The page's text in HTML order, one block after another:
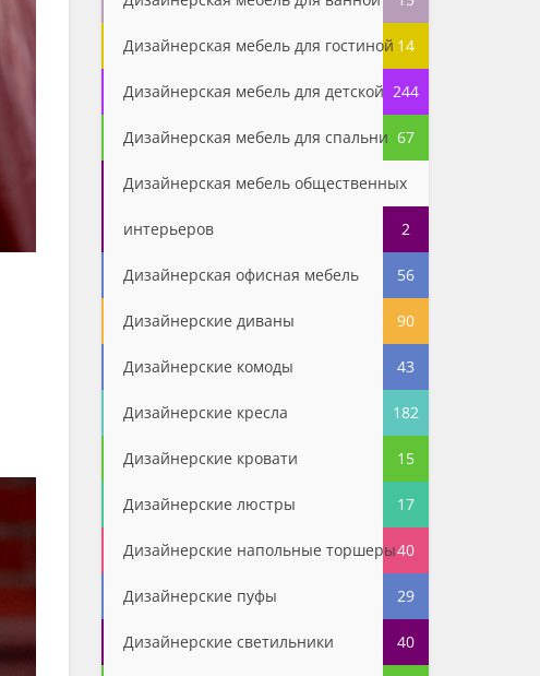
Дизайнерская мебель для гостиной 14
Дизайнерская мебель для детской 244
Дизайнерская мебель для спальни 67
Дизайнерская мебель общественных
интерьеров 2
Дизайнерская офисная мебель 56
Дизайнерские диваны 90
Дизайнерские комоды 43
Дизайнерские кресла 182
Дизайнерские кровати 15
Дизайнерские люстры 17
Дизайнерские напольные торшеры40
Дизайнерские пуфы 29
Дизайнерские светильники 40